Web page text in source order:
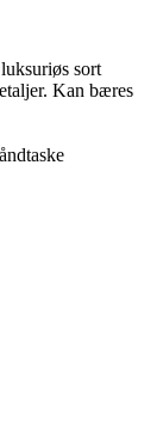
sort
Kan bæres